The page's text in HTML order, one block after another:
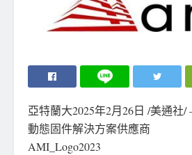
亞特蘭大2025年2月26日 /美通社/
動態固件解決方案供應商
AMI_Logo2023